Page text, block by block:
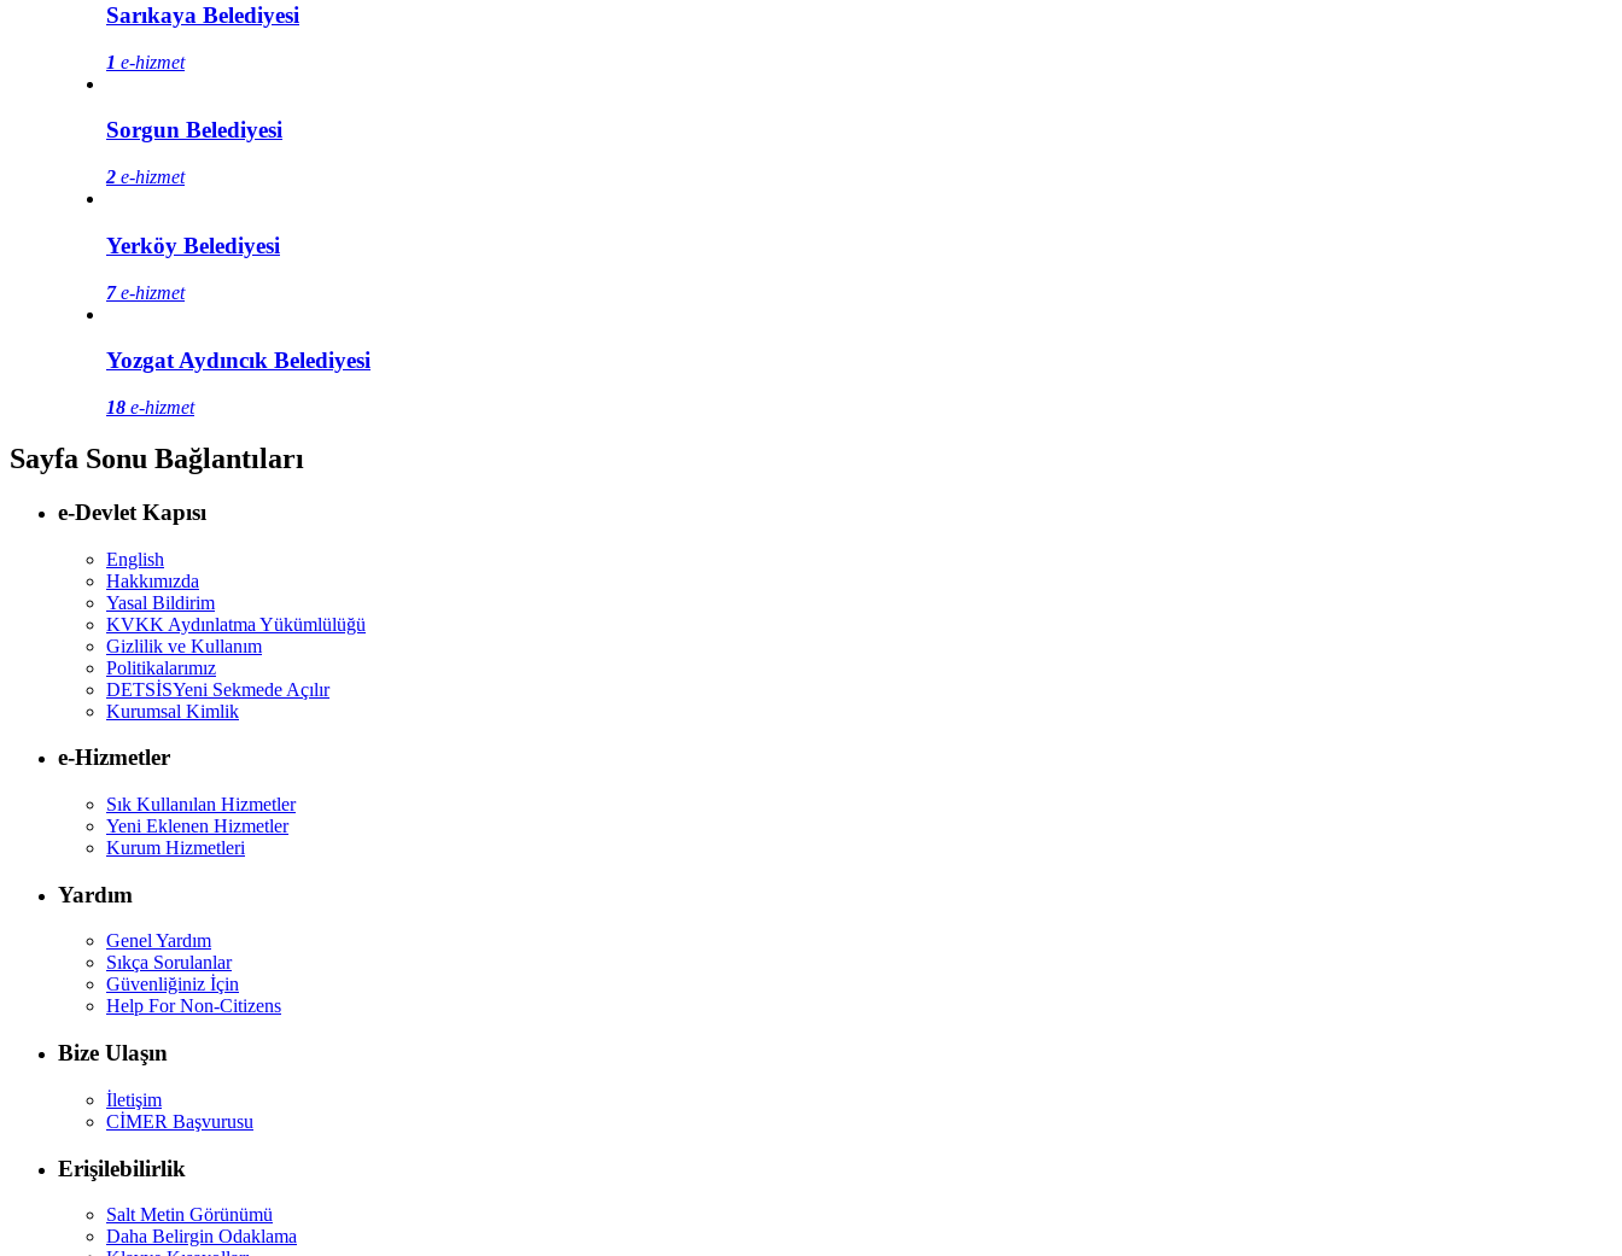
Sarıkaya Belediyesi
1 e-hizmet
Sorgun Belediyesi
2 e-hizmet
Yerköy Belediyesi
7e-hizmet
Yozgat Aydıncık Belediyesi
18 e-hizmet
Sayfa Sonu Bağlantıları
e-Devlet Kapısı
English
Hakkımızda
Yasal Bildirim
KVKK Aydınlatma Yükümlülüğü
Gizlilik ve Kullanım
Politikalarımız
DETSİSYeni Sekmede Açılır
Kurumsal Kimlik
e-Hizmetler
Sık Kullanılan Hizmetler
Yeni Eklenen Hizmetler
Kurum Hizmetleri
Yardım
Genel Yardım
Sıkça Sorulanlar
Güvenliğiniz İçin
Help For Non-Citizens
Bize Ulaşın
İletişim
CİMER Başvurusu
Erişilebilirlik
Salt Metin Görünümü
Daha Belirgin Odaklama